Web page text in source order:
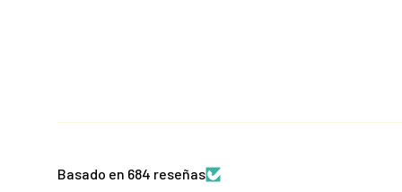
Basado en 684 reseñas